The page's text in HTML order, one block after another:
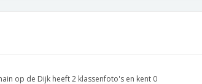
op de Dijk heeft 2 klassenfoto's en kent 0